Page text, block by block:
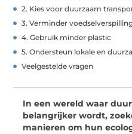
2. Kies voor duurzaam
3. Verminder
4. Gebruik minder plastic
5. Ondersteun lokale en
Veelgestelde vragen
In een wereld waar
belangrijker wordt,
manieren om hun